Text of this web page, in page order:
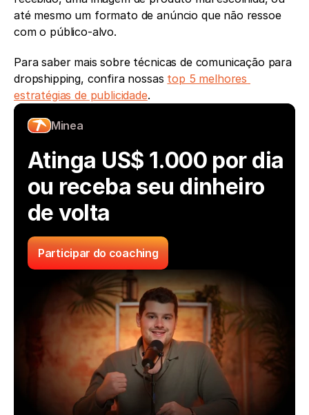
até mesmo um formato de anúncio que não ressoe
com o público-alvo.
Para saber mais sobre técnicas de comunicação para
dropshipping, confira nossas top 5 melhores
estratégias de publicidade.
Minea
Atinga US$ 1.000 por dia
ou receba seu dinheiro
de volta
Participar do coaching